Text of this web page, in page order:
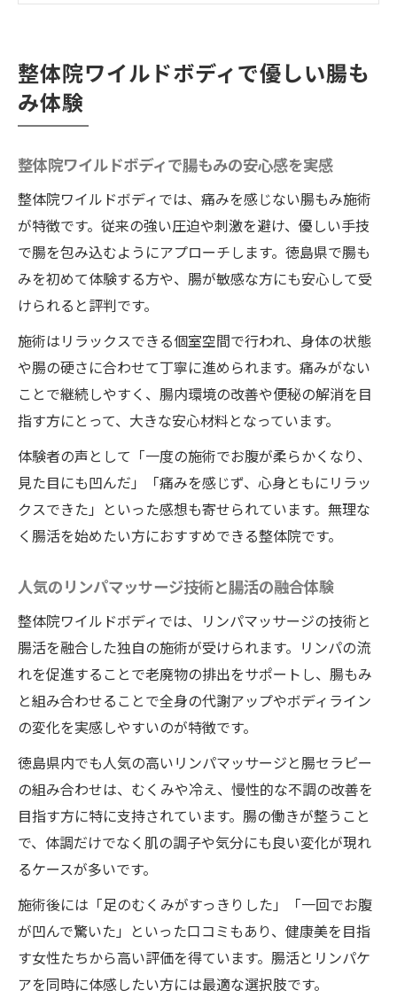
整体院ワイルドボディの施術で身体の不調
を根本改善
徳島の整体師が伝える腸もみのやさしい手
技とは
痛みが少ない腸セラピーの魅力とは
整体院ワイルドボディの痛みを抑えた腸セ
ラピー法
リラックスしながら受ける腸セラピーの特
徴とは
腸セラピーで美容と健康にアプローチする
理由
徳島マッサージ治療院に求めるやさしい施
術とは
肩こり解消を目指す整体院ワイルドボディ
の工夫
腸活を始めるなら整体院ワイルドボディへ
整体院ワイルドボディの腸活で健康的な毎
人気の腸もみとリンパマッサージで腸内環
境改善
徳島で話題の腸活メニューを体験するメリ
ット
整体師による腸活アドバイスで持続的変化
を実感
肩こりやむくみ改善も整体院ワイルドボデ
ィで
お腹痩せを叶える腸もみ施術の効果実感
整体院ワイルドボディの腸もみでお腹痩せ
を体感
腸活で柔らかく凹むお腹を目指す施術の秘
密
徳島の整体で人気のお腹痩せ腸もみ体験レ
ポート
整体院ワイルドボディで優しい腸も
み体験
整体院ワイルドボディで腸もみの安心感を実感
整体院ワイルドボディでは、痛みを感じない腸もみ施術
が特徴です。従来の強い圧迫や刺激を避け、優しい手技
で腸を包み込むようにアプローチします。徳島県で腸も
みを初めて体験する方や、腸が敏感な方にも安心して受
けられると評判です。
施術はリラックスできる個室空間で行われ、身体の状態
や腸の硬さに合わせて丁寧に進められます。痛みがない
ことで継続しやすく、腸内環境の改善や便秘の解消を目
指す方にとって、大きな安心材料となっています。
体験者の声として「一度の施術でお腹が柔らかくなり、
見た目にも凹んだ」「痛みを感じず、心身ともにリラッ
クスできた」といった感想も寄せられています。無理な
く腸活を始めたい方におすすめできる整体院です。
人気のリンパマッサージ技術と腸活の融合体験
整体院ワイルドボディでは、リンパマッサージの技術と
腸活を融合した独自の施術が受けられます。リンパの流
れを促進することで老廃物の排出をサポートし、腸もみ
と組み合わせることで全身の代謝アップやボディライン
の変化を実感しやすいのが特徴です。
徳島県内でも人気の高いリンパマッサージと腸セラピー
の組み合わせは、むくみや冷え、慢性的な不調の改善を
目指す方に特に支持されています。腸の働きが整うこと
で、体調だけでなく肌の調子や気分にも良い変化が現れ
るケースが多いです。
施術後には「足のむくみがすっきりした」「一回でお腹
が凹んで驚いた」といった口コミもあり、健康美を目指
す女性たちから高い評価を得ています。腸活とリンパケ
アを同時に体感したい方には最適な選択肢です。